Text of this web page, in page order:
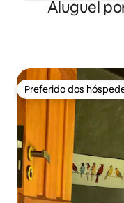
Aluguel
Preferido dos
Preferido dos